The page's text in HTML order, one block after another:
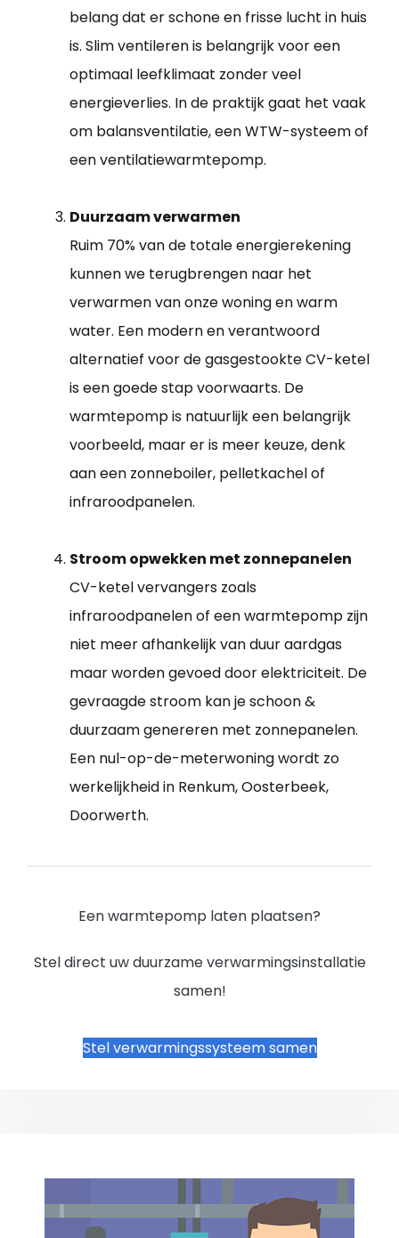
belang dat er schone en frisse lucht in huis
is. Slim ventileren is belangrijk voor een
optimaal leefklimaat zonder veel
energieverlies. In de praktijk gaat het vaak
om balansventilatie, een WTW-systeem of
een ventilatiewarmtepomp.
Duurzaam verwarmen
Ruim 70% van de totale energierekening
kunnen we terugbrengen naar het
verwarmen van onze woning en warm
water. Een modern en verantwoord
alternatief voor de gasgestookte CV-ketel
is een goede stap voorwaarts. De
warmtepomp is natuurlijk een belangrijk
voorbeeld, maar er is meer keuze, denk
aan een zonneboiler, pelletkachel of
infraroodpanelen.
Stroom opwekken met zonnepanelen
CV-ketel vervangers zoals
infraroodpanelen of een warmtepomp zijn
niet meer afhankelijk van duur aardgas
maar worden gevoed door elektriciteit. De
gevraagde stroom kan je schoon &
duurzaam genereren met zonnepanelen.
Een nul-op-de-meterwoning wordt zo
werkelijkheid in Renkum, Oosterbeek,
Doorwerth.
Een warmtepomp laten plaatsen?
Stel direct uw duurzame verwarmingsinstallatie
samen!
Stel verwarmingssysteem samen